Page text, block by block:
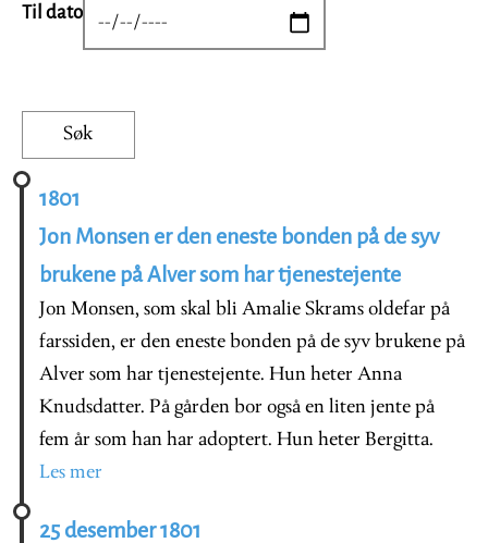
Til dato DATE
1801
Jon Monsen er den eneste bonden på de syv
brukene på Alver som har tjenestejente
Jon Monsen, som skal bli Amalie Skrams oldefar på
farssiden, er den eneste bonden på de syv brukene på
Alver som har tjenestejente. Hun heter Anna
Knudsdatter. På gården bor også en liten jente på
fem år som han har adoptert. Hun heter Bergitta.
Les mer
25 desember 1801